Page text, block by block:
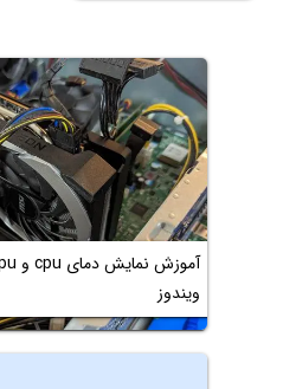
ویندوز